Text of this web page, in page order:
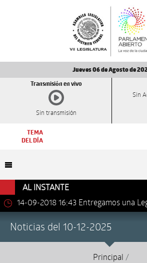
Jueves 06 de Agosto de
Transmisión en vivo
Sin transmisión
Sin
TEMA
DEL DÍA
AL INSTANTE
14-09-2018 16:43 Entregamos una
Noticias del 10-12-2025
Principal /